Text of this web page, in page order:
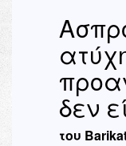
δεν
του